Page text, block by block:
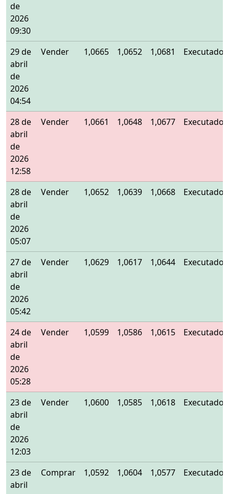
de
2026
09:30
29 de
abril
de
2026
04:54
Vender 1,0665 1,0652 1,0681 Executado
28 de
abril
de
2026
12:58
Vender 1,0661 1,0648 1,0677 Executado
28 de
abril
de
2026
05:07
Vender 1,0652 1,0639 1,0668 Executado
27 de
abril
de
2026
05:42
Vender 1,0629 1,0617 1,0644 Executado
24 de
abril
de
2026
05:28
Vender 1,0599 1,0586 1,0615 Executado
23 de
abril
de
2026
12:03
Vender 1,0600 1,0585 1,0618 Executado
23 de
abril
Comprar 1,0592 1,0604 1,0577 Executado